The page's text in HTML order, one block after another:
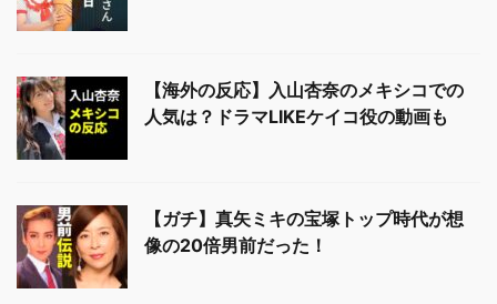
【海外の反応】入山杏奈のメキシコでの
人気は？ドラマLIKEケイコ役の動画も
【ガチ】真矢ミキの宝塚トップ時代が想
像の20倍男前だった！